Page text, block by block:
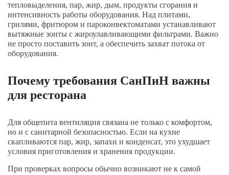
тепловыделения, пар, жир, дым, продукты сгорания и
интенсивность работы оборудования. Над плитами,
грилями, фритюром и пароконвектоматами устанавливают
вытяжные зонты с жироулавливающими фильтрами. Важно
не просто поставить зонт, а обеспечить захват потока от
оборудования.
Почему требования СанПиН важны
для ресторана
Для общепита вентиляция связана не только с комфортом,
но и с санитарной безопасностью. Если на кухне
скапливаются пар, жир, запахи и конденсат, это ухудшает
условия приготовления и хранения продукции.
При проверках вопросы обычно возникают не к самой